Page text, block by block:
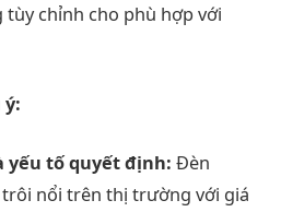
tùy chỉnh cho phù hợp với
yếu tố quyết định: Đèn
trôi nổi trên thị trường với giá